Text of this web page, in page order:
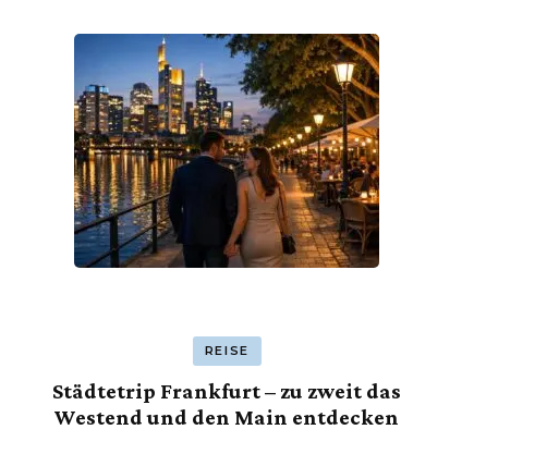
REISE
Städtetrip Frankfurt – zu zweit das
Westend und den Main entdecken